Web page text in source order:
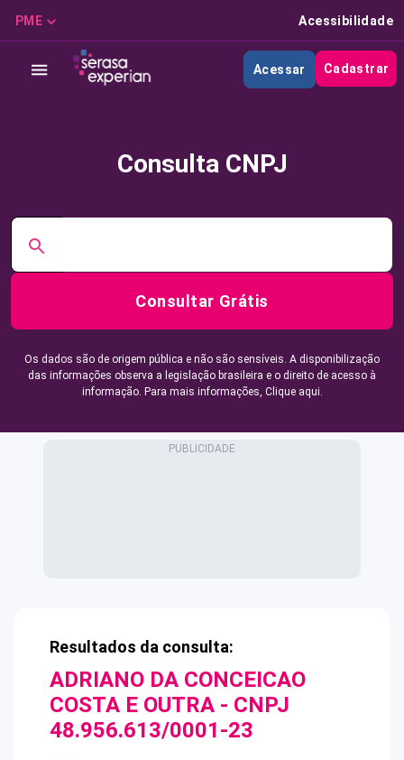
PME Acessibilidade
Acessar Cadastrar
Consulta CNPJ
Consultar Grátis
Os dados são de origem pública e não são sensíveis. A disponibilização
das informações observa a legislação brasileira e o direito de acesso à
informação. Para mais informações, Clique aqui.
Resultados da consulta:
ADRIANO DA CONCEICAO
COSTA E OUTRA - CNPJ
48.956.613/0001-23